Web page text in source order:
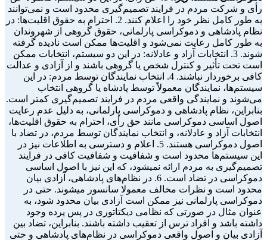
رأی و شرکت مردم در فرایند تصمیم‌گیری محدود است و نمی‌توانند
به طور کامل نظر خود را اعلام کنند. 2. احترام به حقوق اقلیت‌ها: در
نظام پادشاهی و دموکراسی پارلمانی، حقوق گروهی از شهروندان
به طور کامل رعایت نمی‌شود و اقلیت‌ها ممکن است نادیده گرفته
شوند. 3. انتخابات آزاد و عادلانه: در این دو سیستم، انتخابات ممکن
است تحت تأثیر و کنترل شخص یا گروهی باشند و از آزادی و عدالت
کافی برخوردار نباشند. 4. انتخاب نمایندگان توسط مردم: در این
سیستم‌ها، نمایندگان معمولاً توسط پادشاه یا گروهی انتخاب
می‌شوند و نمایندگی واقعی مردم در فرایند تصمیم‌گیری کمتر است.
بنابراین، نظام پادشاهی و دموکراسی پارلمانی، به دلیل عدم رعایت
اصول اساسی دموکراسی مانند حق رأی، احترام به حقوق اقلیت‌ها،
انتخابات آزاد و عادلانه، و انتخاب نمایندگان توسط مردم، در تضاد با
اصول دموکراسی هستند. 5. اعلام و دسترسی به اطلاعات نیز در
این سیستم‌ها محدود است و شفافیت و شفافیت کافی در فرایند
تصمیم‌گیری به مردم ارائه نمیشود، که این نیز با اصول اساسی
دموکراسی در تضاد است. 6. در نظام‌های پادشاهی، آزادی بیان
محدود است و نظرات مخالف معمولا سانسور میشوند. حتی در
دموکراسی پارلمانی نیز ممکن است آزادی بیان محدود شود، به
عنوان مثال در صورتی که نظامی دیکتاتوری در پس پرده وجود
داشته باشد و افراد ترس از تعقیب داشته باشند. بنابراین، تضاد بین
آزادی بیان و اصول واقعی دموکراسی در نظام‌های پادشاهی و حتی